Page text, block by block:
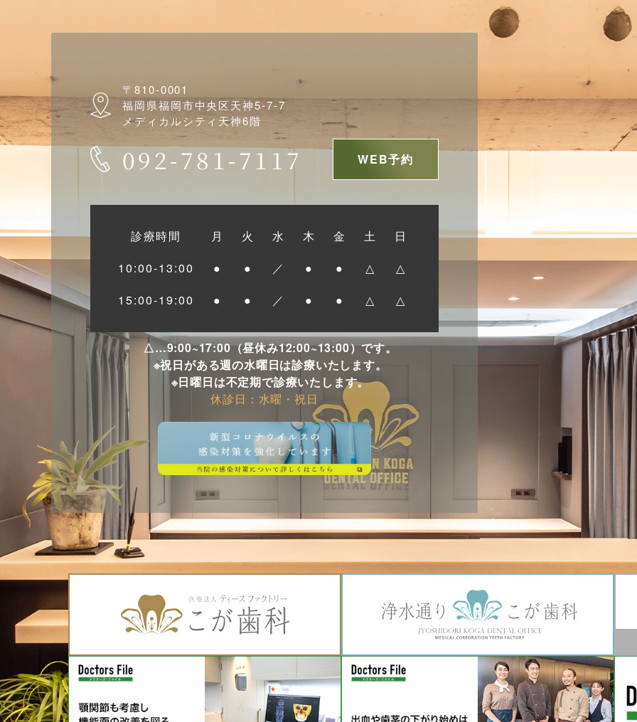
〒810-0001
福岡県福岡市中央区天神5-7-7
メディカルシティ天神6階
092-781-7117 WEB予約
診療時間 月 火 水 木 金 土
日
10:00-13:00
● ● ／ ● ● △
△
15:00-19:00
● ● ／ ● ● △ △
△…9:00~17:00（昼休み12:00~13:00）です。
※祝日がある週の水曜日は診療いたします。
※日曜日は不定期で診療いたします。
休診日：水曜・祝日